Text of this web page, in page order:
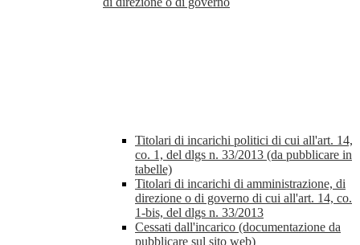
Titolari di incarichi politici di cui all'art. 14,
co. 1, del dlgs n. 33/2013 (da pubblicare in
tabelle)
Titolari di incarichi di amministrazione, di
direzione o di governo di cui all'art. 14, co.
1-bis, del dlgs n. 33/2013
Cessati dall'incarico (documentazione da
pubblicare sul sito web)